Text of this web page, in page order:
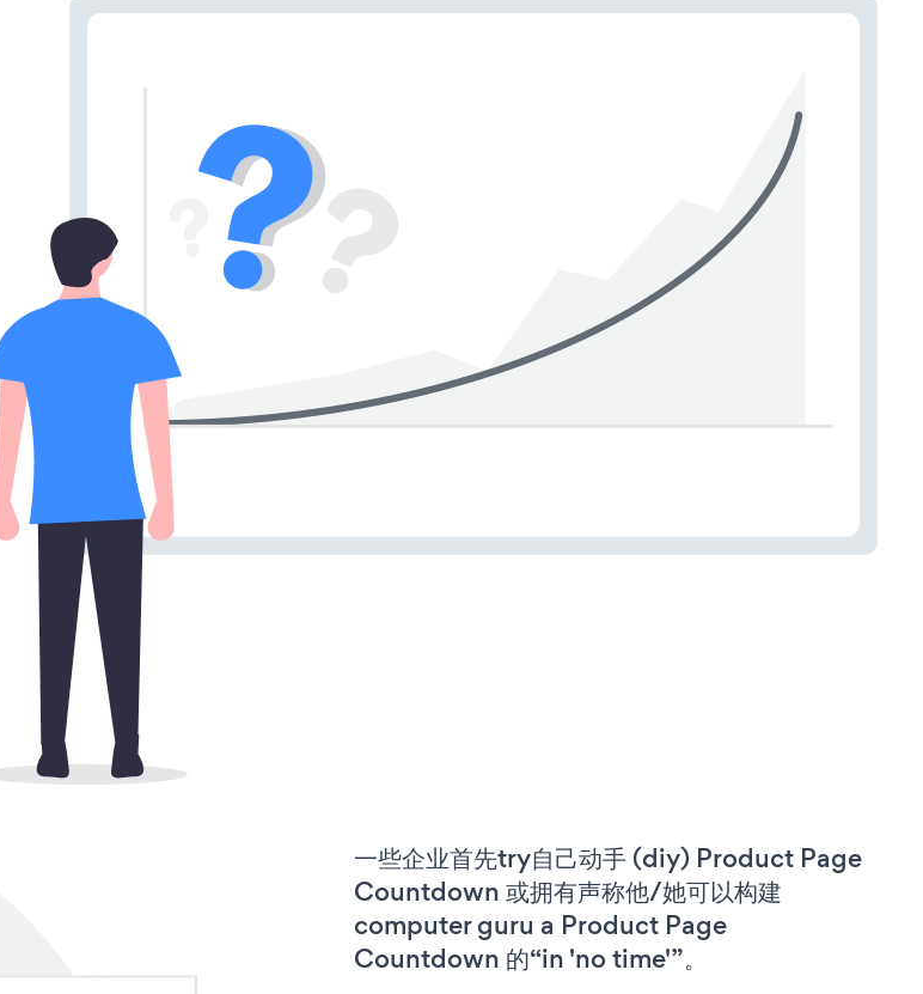
一些企业首先try自己动手 (diy) Product Page
Countdown 或拥有声称他/她可以构建
computer guru a Product Page
Countdown 的“in 'no time'”。